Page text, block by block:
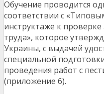
Обучение проводится
соответствии с
инструктаже к
труда», которое
Украины, с выдачей
специальной
проведения работ с
(приложение 6).